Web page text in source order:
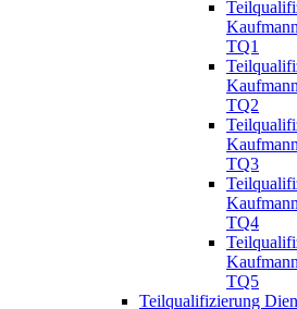
TQ1
TQ2
TQ3
TQ4
TQ5
Teilqualifizierung